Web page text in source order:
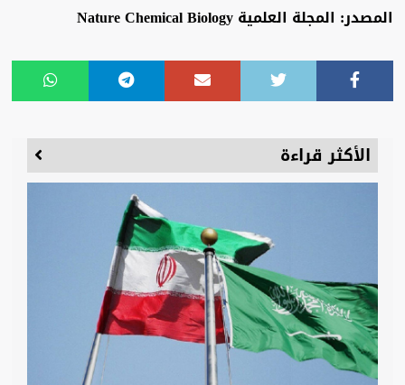
المصدر: المجلة العلمية Nature Chemical Biology
الأكثر قراءة